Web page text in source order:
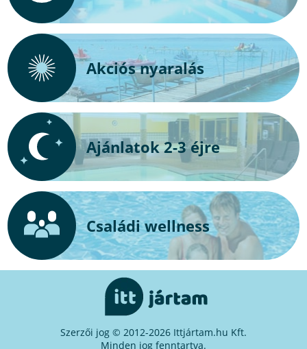
Akciós nyaralás
Ajánlatok 2-3 éjre
Családi wellness
Szerzői jog © 2012-2026 Ittjártam.hu Kft.
Minden jog fenntartva.